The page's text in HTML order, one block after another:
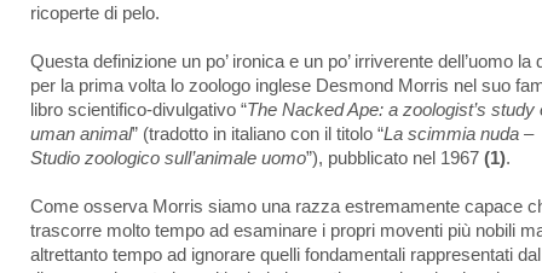
ricoperte di pelo.
Questa definizione un po’ ironica e un po’ irriverente dell’uomo la
per la prima volta lo zoologo inglese Desmond Morris nel suo
libro scientifico-divulgativo “The Nacked Ape: a zoologist’s study
uman animal” (tradotto in italiano con il titolo “La scimmia nuda –
Studio zoologico sull’animale uomo”), pubblicato nel 1967 (1).
Come osserva Morris siamo una razza estremamente capace
trascorre molto tempo ad esaminare i propri moventi più nobili
altrettanto tempo ad ignorare quelli fondamentali rappresentati